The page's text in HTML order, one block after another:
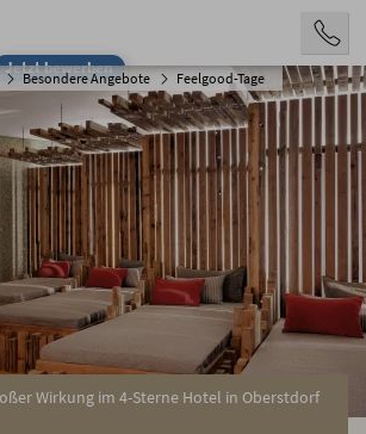
Jetzt bewerben
Besondere Angebote Feelgood-Tage
Wirkung im 4-Sterne Hotel in Oberstdorf